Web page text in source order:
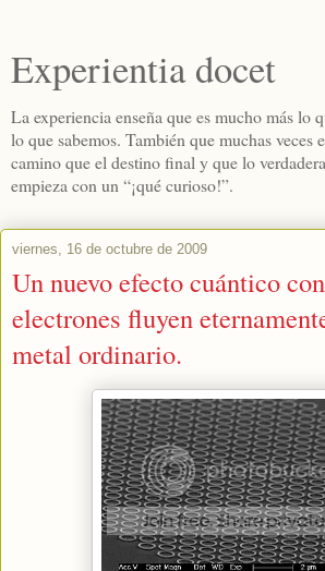
Experientia docet
La experiencia enseña que es mucho más lo
lo que sabemos. También que muchas veces
camino que el destino final y que lo
empieza con un “¡qué curioso!”.
viernes, 16 de octubre de 2009
Un nuevo efecto cuántico
electrones fluyen
metal ordinario.